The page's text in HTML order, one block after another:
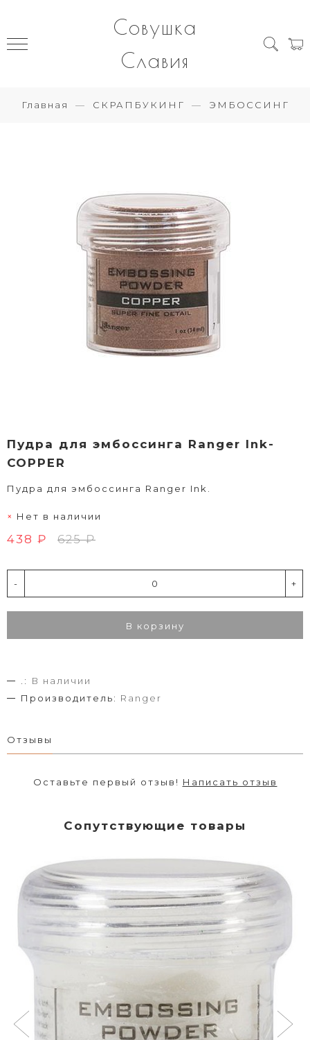
Совушка
Славия
Главная СКРАПБУКИНГ ЭМБОССИНГ
Пудра для эмбоссинга Ranger Ink-
COPPER
Пудра для эмбоссинга Ranger Ink.
Нет в наличии
438 ₽ 625 ₽
- +
В корзину
.:
В наличии
Производитель: Ranger
Отзывы
Оставьте первый отзыв! Написать отзыв
Сопутствующие товары